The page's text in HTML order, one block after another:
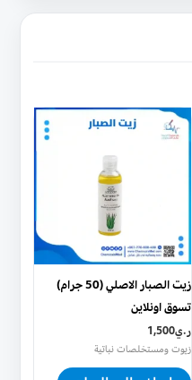
زيت الصبار الاصلي (50 جرام)
تسوق اونلاين
ر.ي1,500
زيوت ومستخلصات نباتية